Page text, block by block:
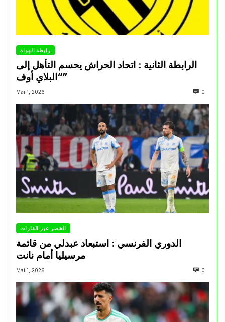
رابطة الهواة
الرابطة الثانية : اتحاد الحراش يحسم التأهل إلى
“البلاي أوف”
Mai 1, 2026 0
الخضر عبر القارات
الدوري الفرنسي : استبعاد عبدلي من قائمة
مرسيليا أمام نانت
Mai 1, 2026 0